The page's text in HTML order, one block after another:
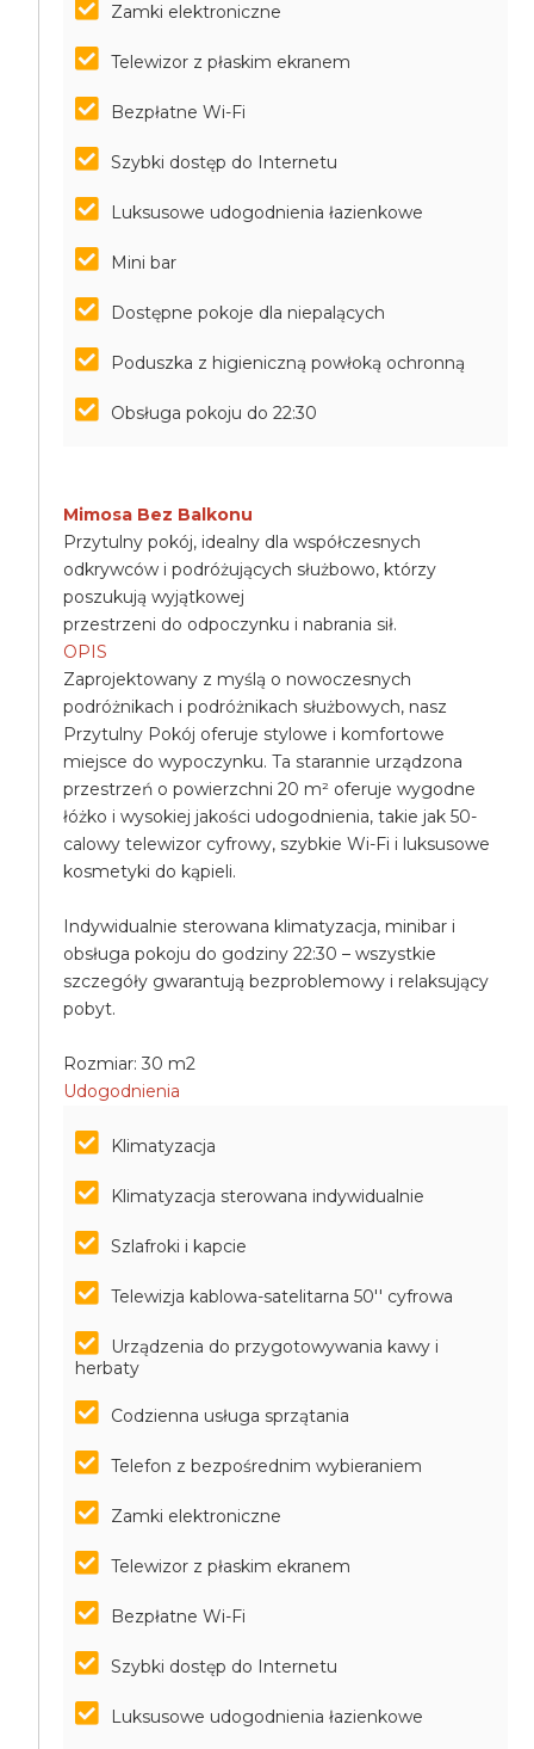
Zamki elektroniczne
Telewizor z płaskim ekranem
Bezpłatne Wi-Fi
Szybki dostęp do Internetu
Luksusowe udogodnienia łazienkowe
Mini bar
Dostępne pokoje dla niepalących
Poduszka z higieniczną powłoką ochronną
Obsługa pokoju do 22:30
Mimosa Bez Balkonu
Przytulny pokój, idealny dla współczesnych
odkrywców i podróżujących służbowo, którzy
poszukują wyjątkowej
przestrzeni do odpoczynku i nabrania sił.
OPIS
Zaprojektowany z myślą o nowoczesnych
podróżnikach i podróżnikach służbowych, nasz
Przytulny Pokój oferuje stylowe i komfortowe
miejsce do wypoczynku. Ta starannie urządzona
przestrzeń o powierzchni 20 m² oferuje wygodne
łóżko i wysokiej jakości udogodnienia, takie jak 50-
calowy telewizor cyfrowy, szybkie Wi-Fi i luksusowe
kosmetyki do kąpieli.
Indywidualnie sterowana klimatyzacja, minibar i
obsługa pokoju do godziny 22:30 – wszystkie
szczegóły gwarantują bezproblemowy i relaksujący
pobyt.
Rozmiar: 30 m2
Udogodnienia
Klimatyzacja
Klimatyzacja sterowana indywidualnie
Szlafroki i kapcie
Telewizja kablowa-satelitarna 50'' cyfrowa
Urządzenia do przygotowywania kawy i
herbaty
Codzienna usługa sprzątania
Telefon z bezpośrednim wybieraniem
Zamki elektroniczne
Telewizor z płaskim ekranem
Bezpłatne Wi-Fi
Szybki dostęp do Internetu
Luksusowe udogodnienia łazienkowe